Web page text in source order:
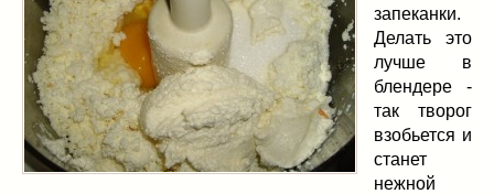
запеканки.
Делать это
лучше в
блендере -
так творог
взобьется и
станет
нежной